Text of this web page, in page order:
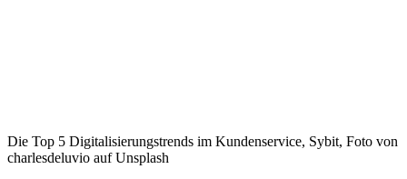
Die Top 5 Digitalisierungstrends im Kundenservice, Sybit, Foto von
charlesdeluvio auf Unsplash